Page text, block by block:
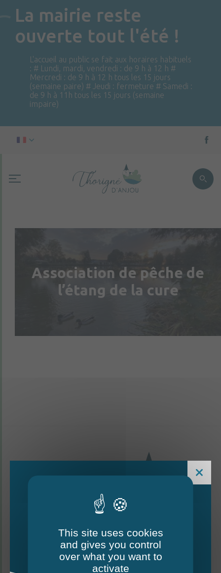
La mairie reste
ouverte tout l'été !
L'accueil au public se fait aux horaires habituels
: # Lundi, mardi, vendredi : de 9 h à 12 h #
Mercredi : de 9 h à 12 h tous les 15 jours
(semaine paire) # Jeudi : fermeture # Samedi :
de 9 h à 11h tous les 15 jours (semaine
impaire)
Association de pêche de
l’étang de la cure
Le Mag - édition estivale
This site uses cookies
and gives you control
over what you want to
activate